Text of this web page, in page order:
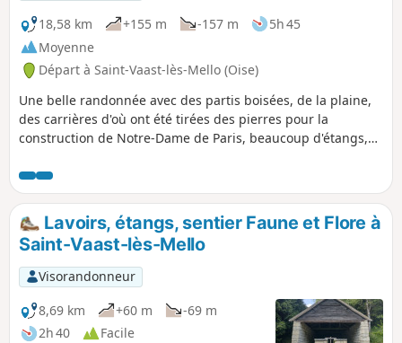
18,58 km
+155 m -157 m
5h 45
Moyenne
Départ à Saint-Vaast-lès-Mello (Oise)
Une belle randonnée avec des partis boisées, de la plaine,
des carrières d'où ont été tirées des pierres pour la
construction de Notre-Dame de Paris, beaucoup d'étangs,
Rivière le Théroin (affluent de l'Oise), le Ruisseau de Flandre
Lavoirs, étangs, sentier Faune et Flore à
Saint-Vaast-lès-Mello
Visorandonneur
8,69 km
+60 m
-69 m
2h 40
Facile